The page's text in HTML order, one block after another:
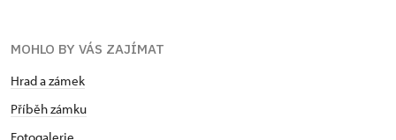
MOHLO BY VÁS ZAJÍMAT
Hrad a zámek
Příběh zámku